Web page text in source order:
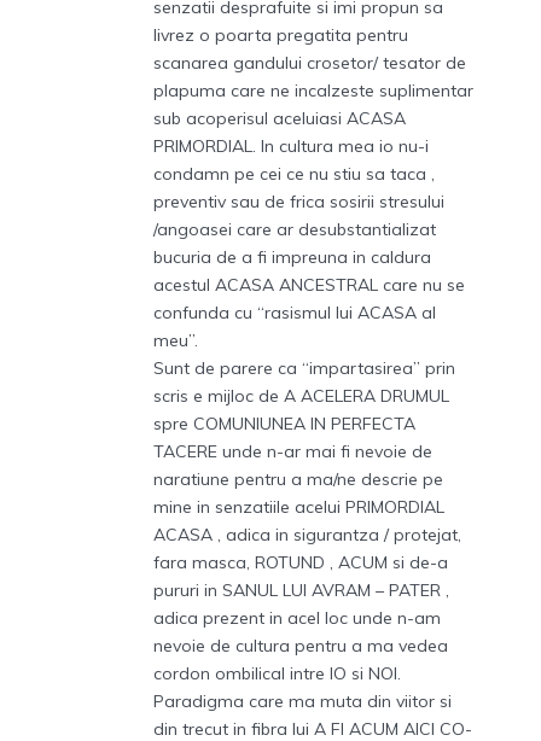
senzatii desprafuite si imi propun sa
livrez o poarta pregatita pentru
scanarea gandului crosetor/ tesator de
plapuma care ne incalzeste suplimentar
sub acoperisul aceluiasi ACASA
PRIMORDIAL. In cultura mea io nu-i
condamn pe cei ce nu stiu sa taca ,
preventiv sau de frica sosirii stresului
/angoasei care ar desubstantializat
bucuria de a fi impreuna in caldura
acestul ACASA ANCESTRAL care nu se
confunda cu “rasismul lui ACASA al
meu”.
Sunt de parere ca “impartasirea” prin
scris e mijloc de A ACELERA DRUMUL
spre COMUNIUNEA IN PERFECTA
TACERE unde n-ar mai fi nevoie de
naratiune pentru a ma/ne descrie pe
mine in senzatiile acelui PRIMORDIAL
ACASA , adica in sigurantza / protejat,
fara masca, ROTUND , ACUM si de-a
pururi in SANUL LUI AVRAM – PATER ,
adica prezent in acel loc unde n-am
nevoie de cultura pentru a ma vedea
cordon ombilical intre IO si NOI.
Paradigma care ma muta din viitor si
din trecut in fibra lui A FI ACUM AICI CO-